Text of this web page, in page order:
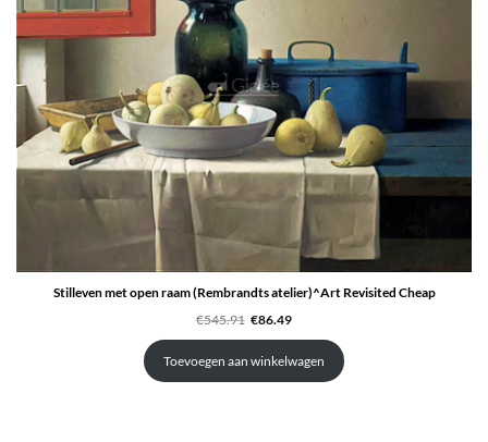
Stilleven met open raam (Rembrandts atelier)^Art Revisited Cheap
€545.91 Oorspronkelijke
was:
€545.91.
€86.49Huidige
is:
€86.49.
Toevoegen aan winkelwagen